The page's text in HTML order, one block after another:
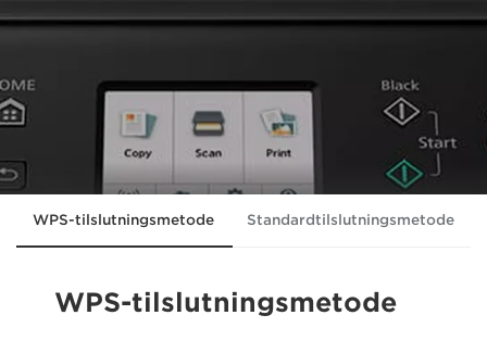
WPS-tilslutningsmetode Standardtilslutningsmetode
WPS-tilslutningsmetode